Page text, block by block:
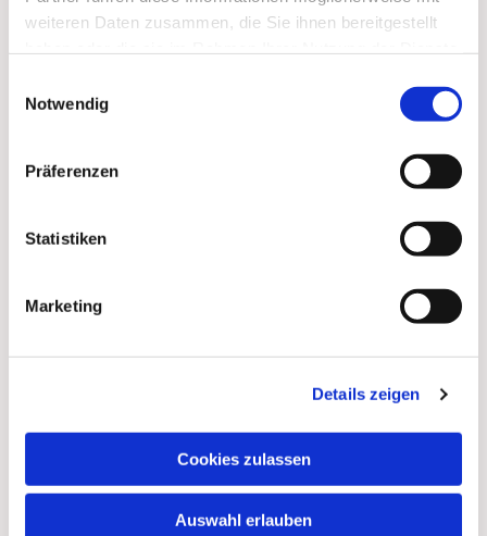
weiteren Daten zusammen, die Sie ihnen bereitgestellt
Notwendig
Präferenzen
Statistiken
Marketing
Details zeigen
Cookies zulassen
Auswahl erlauben
Dies könnte Sie auch interessieren